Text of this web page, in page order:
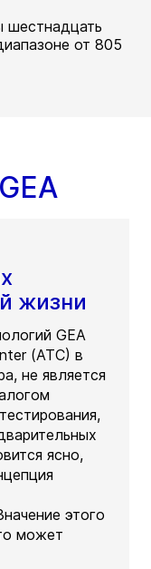
шестнадцать
от 805
жизни
GEA
(ATC) в
не является
ясно,
этого
может